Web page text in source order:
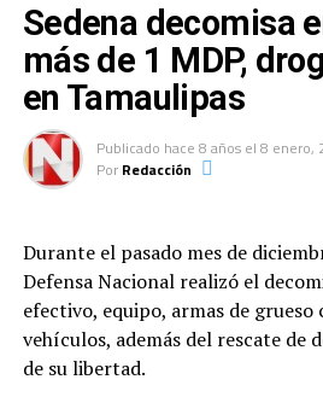
Sedena decomisa
más de 1 MDP,
en Tamaulipas
Publicado hace 8 años el 8 enero,
Por Redacción
Durante el pasado mes de
Defensa Nacional realizó el
efectivo, equipo, armas de
vehículos, además del rescate de
de su libertad.